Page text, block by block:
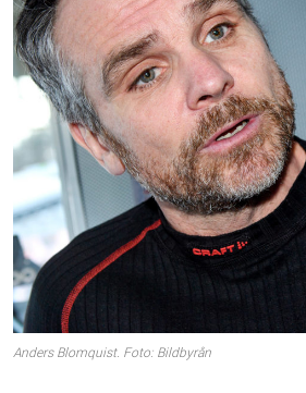
Anders Blomquist. Foto: Bildbyrån